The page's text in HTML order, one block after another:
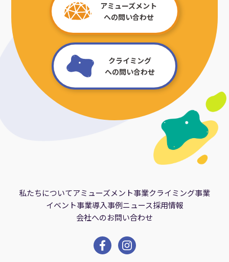
アミューズメント
への問い合わせ
クライミング
への問い合わせ
私たちについてアミューズメント事業クライミング事業
イベント事業導入事例ニュース採用情報
会社へのお問い合わせ